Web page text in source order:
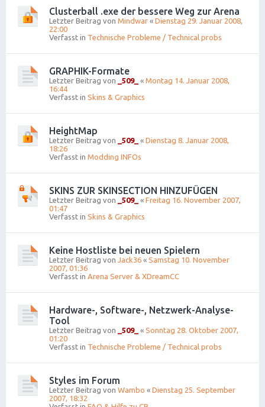
Clusterball .exe der bessere Weg zur Arena
Letzter Beitrag von Mindwar « Dienstag 29. Januar 2008,
22:00
Verfasst in Technische Probleme / Technical probs
GRAPHIK-Formate
Letzter Beitrag von _509_ « Montag 14. Januar 2008,
16:44
Verfasst in Skins & Graphics
HeightMap
Letzter Beitrag von _509_ « Dienstag 8. Januar 2008,
18:26
Verfasst in Modding INFOs
SKINS ZUR SKINSECTION HINZUFÜGEN
Letzter Beitrag von _509_ « Freitag 16. November 2007,
01:47
Verfasst in Skins & Graphics
Keine Hostliste bei neuen Spielern
Letzter Beitrag von Jack36 « Samstag 10. November
2007, 01:36
Verfasst in Arena Server & XDreamCC
Hardware-, Software-, Netzwerk-Analyse-
Tool
Letzter Beitrag von _509_ « Sonntag 28. Oktober 2007,
01:20
Verfasst in Technische Probleme / Technical probs
Styles im Forum
Letzter Beitrag von Wambo « Dienstag 25. September
2007, 18:32